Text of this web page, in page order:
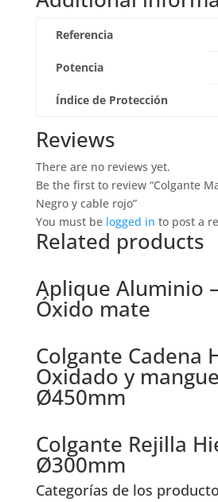
Referencia
Potencia
Índice de Protección
Reviews
There are no reviews yet.
Be the first to review “Colgante
Negro y cable rojo”
You must be logged in to post a
Related products
Aplique Aluminio
Óxido mate
Colgante Cadena
Oxidado y
Ø450mm
Colgante Rejilla
Ø300mm
Categorías de los